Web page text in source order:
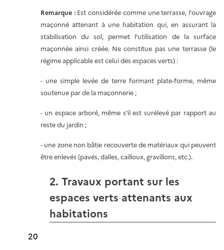
Remarque :Est considérée comme une terrasse, l'ouvrage
maçonné attenant à une habitation qui, en assurant la
stabilisation du sol, permet l'utilisation de la surface
maçonnée ainsi créée. Ne constitue pas une terrasse (le
régime applicable est celui des espaces verts) :
- une simple levée de terre formant plate-forme, même
soutenue par de la maçonnerie ;
- un espace arboré, même s’il est surélevé par rapport au
reste du jardin ;
- une zone non bâtie recouverte de matériaux qui peuvent
être enlevés (pavés, dalles, cailloux, gravillons, etc.).
2. Travaux portant sur les
espaces verts attenants aux
habitations
20